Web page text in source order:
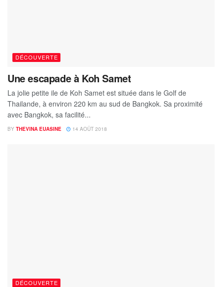
DÉCOUVERTE
Une escapade à Koh Samet
La jolie petite ile de Koh Samet est située dans le Golf de
Thailande, à environ 220 km au sud de Bangkok. Sa proximité
avec Bangkok, sa facilité...
BY THEVINA EUASINE 14 AOÛT 2018
DÉCOUVERTE